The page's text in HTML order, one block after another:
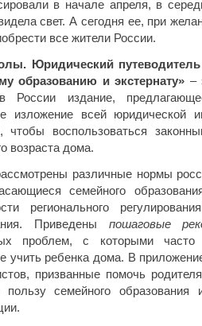
в начале апреля, в
свет. А сегодня ее, при
все жители России.
Юридический
образованию и экстернату» –
России издание,
изложение всей юридической
чтобы воспользоваться
возраста дома.
различные нормы
семейного
регионального
Приведены пошаговые
проблем, с которыми часто
учить ребенка дома. В
призванные помочь
семейного образования